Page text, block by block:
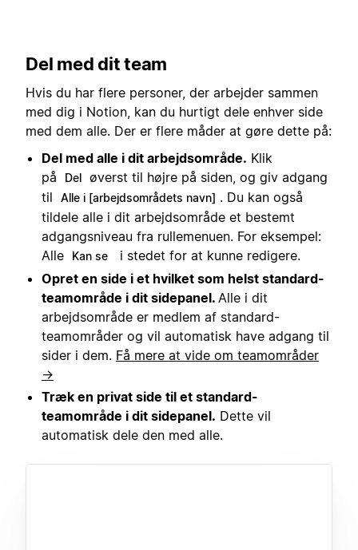
Del med dit team
Hvis du har flere personer, der arbejder sammen
med dig i Notion, kan du hurtigt dele enhver side
med dem alle. Der er flere måder at gøre dette på:
Del med alle i dit arbejdsområde. Klik
på
Del øverst til højre på siden, og giv adgang
til
Alle i [arbejdsområdets navn] . Du kan også
tildele alle i dit arbejdsområde et bestemt
adgangsniveau fra rullemenuen. For eksempel:
Alle
Kan se
i stedet for at kunne redigere.
Opret en side i et hvilket som helst standard-
teamområde i dit sidepanel. Alle i dit
arbejdsområde er medlem af standard-
teamområder og vil automatisk have adgang til
sider i dem. Få mere at vide om teamområder
→
Træk en privat side til et standard-
teamområde i dit sidepanel. Dette vil
automatisk dele den med alle.